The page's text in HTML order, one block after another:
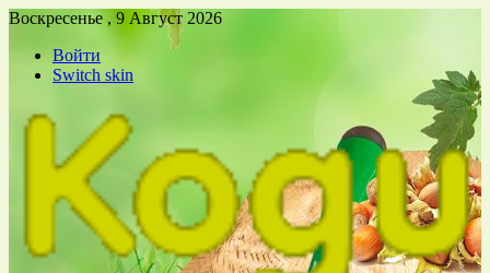
Воскресенье , 9 Август 2026
Войти
Switch skin